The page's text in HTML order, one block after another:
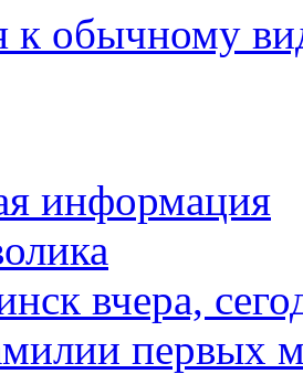
к обычному
информация
вчера,
первых